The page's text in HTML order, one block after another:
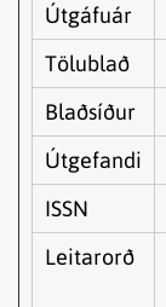
Útgáfuár
Tölublað
Blaðsíður
Útgefandi
ISSN
Leitarorð